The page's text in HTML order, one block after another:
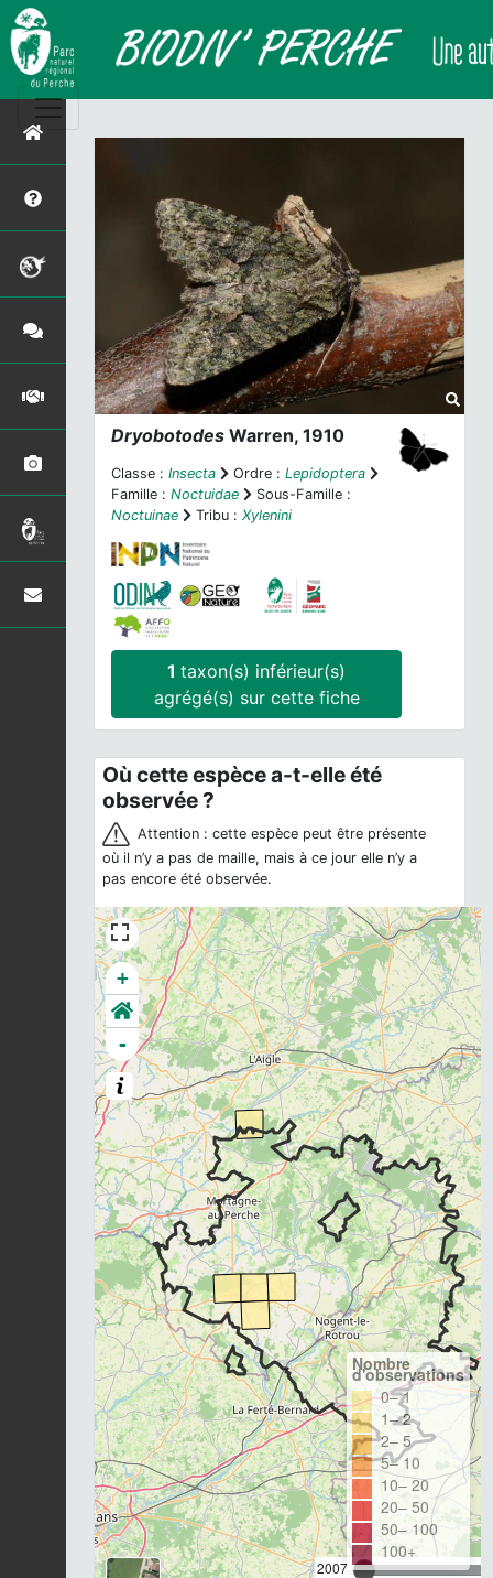
Dryobotodes Warren, 1910
Classe : Insecta Ordre : Lepidoptera
Famille : Noctuidae
Sous-Famille :
Noctuinae
Tribu : Xylenini
1taxon(s) inférieur(s)
agrégé(s) sur cette fiche
Où cette espèce a-t-elle été
observée ?
Attention : cette espèce peut être présente
où il n’y a pas de maille, mais à ce jour elle n’y a
pas encore été observée.
+
-
2007
Nombre
d'observations
0– 1
1– 2
2– 5
5– 10
10– 20
20– 50
50– 100
100+